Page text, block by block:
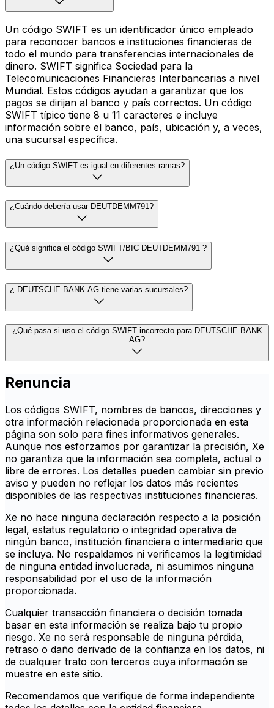
Un código SWIFT es un identificador único empleado
para reconocer bancos e instituciones financieras de
todo el mundo para transferencias internacionales de
dinero. SWIFT significa Sociedad para la
Telecomunicaciones Financieras Interbancarias a nivel
Mundial. Estos códigos ayudan a garantizar que los
pagos se dirijan al banco y país correctos. Un código
SWIFT típico tiene 8 u 11 caracteres e incluye
información sobre el banco, país, ubicación y, a veces,
una sucursal específica.
¿Un código SWIFT es igual en diferentes ramas?
¿Cuándo debería usar DEUTDEMM791?
¿Qué significa el código SWIFT/BIC DEUTDEMM791 ?
¿ DEUTSCHE BANK AG tiene varias sucursales?
¿Qué pasa si uso el código SWIFT incorrecto para DEUTSCHE BANK
AG?
Renuncia
Los códigos SWIFT, nombres de bancos, direcciones y
otra información relacionada proporcionada en esta
página son solo para fines informativos generales.
Aunque nos esforzamos por garantizar la precisión, Xe
no garantiza que la información sea completa, actual o
libre de errores. Los detalles pueden cambiar sin previo
aviso y pueden no reflejar los datos más recientes
disponibles de las respectivas instituciones financieras.
Xe no hace ninguna declaración respecto a la posición
legal, estatus regulatorio o integridad operativa de
ningún banco, institución financiera o intermediario que
se incluya. No respaldamos ni verificamos la legitimidad
de ninguna entidad involucrada, ni asumimos ninguna
responsabilidad por el uso de la información
proporcionada.
Cualquier transacción financiera o decisión tomada
basar en esta información se realiza bajo tu propio
riesgo. Xe no será responsable de ninguna pérdida,
retraso o daño derivado de la confianza en los datos, ni
de cualquier trato con terceros cuya información se
muestre en este sitio.
Recomendamos que verifique de forma independiente